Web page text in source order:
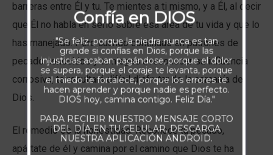
barreras entre Él y tu. Te mientes a ti mismo, y a Él, al decir
que Él no habla en serio sobre esa área de tu vida y que lo
has manejado. Pero cuando continúas en patrones de
pecado conocidos y te niegas a reconocer su influencia
corrosiva, te resultará difícil disfrutar de la cercanía de
Dios.
El remedio es la honestidad. Reconoce tu pecado,
apártate de él y camina por el camino que Dios te ha
Confía en DIOS
"Se feliz, porque la piedra nunca es tan
grande si confías en Dios, porque las
injusticias acaban pagándose, porque el dolor
se supera, porque el coraje te levanta, porque
el miedo te fortalece, porque los errores te
hacen aprender y porque nadie es perfecto.
DIOS hoy, camina contigo. Feliz Día."
PARA RECIBIR NUESTRO MENSAJE CORTO
DEL DÍA EN TU CELULAR, DESCARGA
NUESTRA APLICACIÓN ANDROID.